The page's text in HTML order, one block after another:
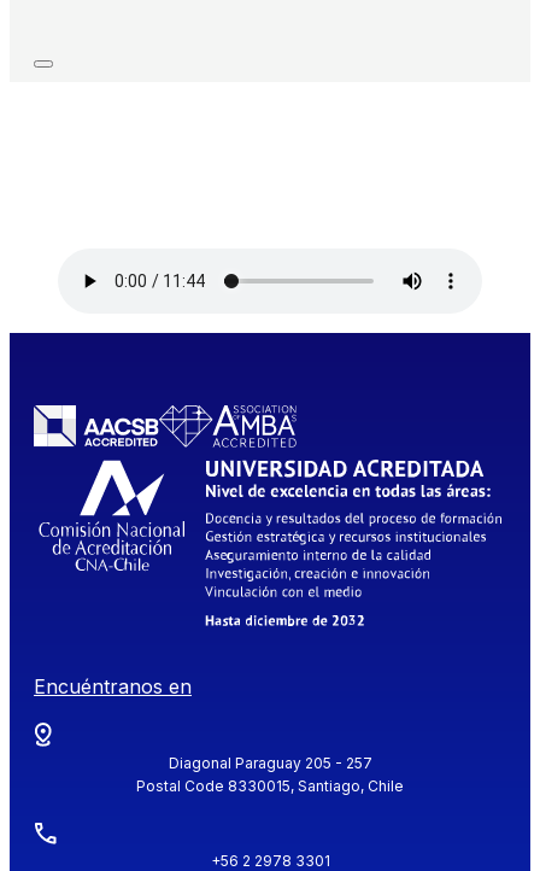
Encuéntranos en
Diagonal Paraguay 205 - 257
Postal Code 8330015, Santiago, Chile
+56 2 2978 3301